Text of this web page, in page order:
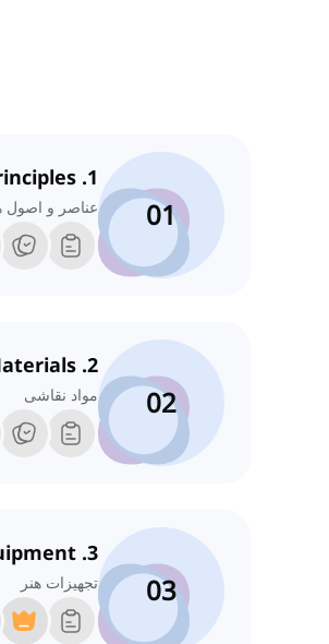
01
1. Art Elements and Principles
عناصر و اصول
02
2. Painting Materials
مواد نقاشی
03
3. Art Equipment
تجهیزات هنر